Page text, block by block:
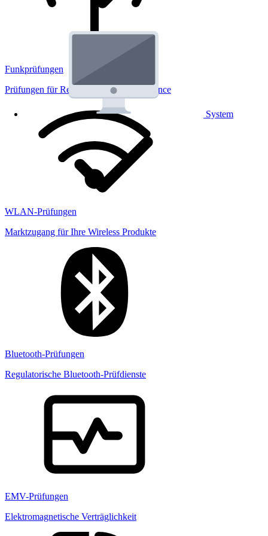
System
Funkprüfungen
Prüfungen für Regulatorik und Performance
WLAN-Prüfungen
Marktzugang für Ihre Wireless Produkte
Bluetooth-Prüfungen
Regulatorische Bluetooth-Prüfdienste
EMV-Prüfungen
Elektromagnetische Verträglichkeit